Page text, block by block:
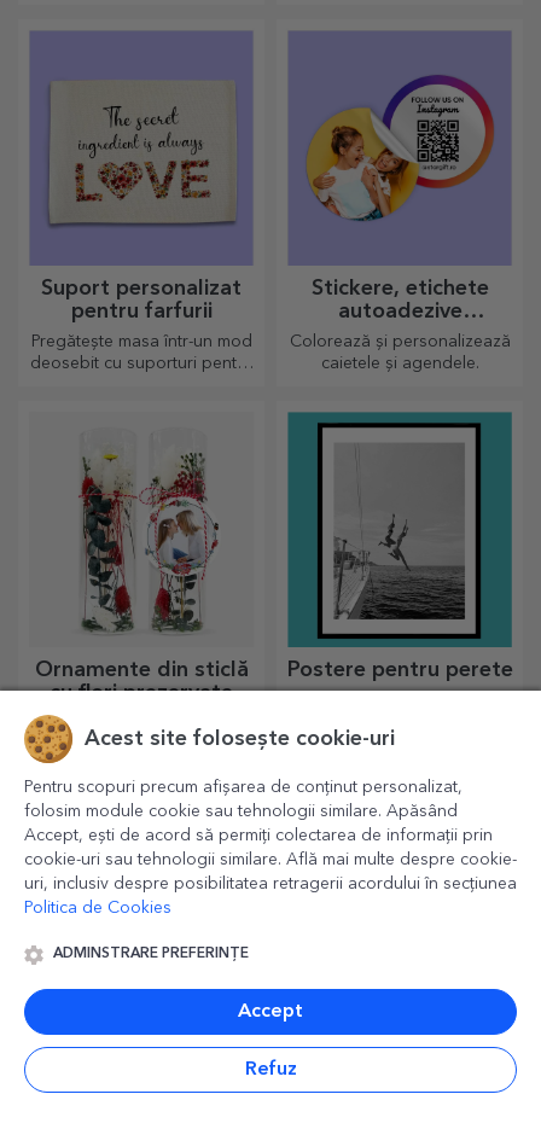
Suport personalizat
pentru farfurii
Pregătește masa într-un mod
deosebit cu suporturi pentru
Stickere, etichete
autoadezive
personalizate
Colorează și personalizează
caietele și agendele.
Ornamente din sticlă
cu flori prezervate
Flori speciale pentru
doamnele și domnișoarele
Postere pentru perete
de postere de perete,
a transforma orice spațiu.
Designuri moderne, culori
vibrante și calitate premium —
perfecte pentru a adăuga
personalitate casei, biroului
Ciocolată
Desfăcătoare și
personalizate
Acest site folosește cookie-uri
Pentru scopuri precum afișarea de conținut personalizat,
folosim module cookie sau tehnologii similare. Apăsând
Accept, ești de acord să permiți colectarea de informații prin
cookie-uri sau tehnologii similare. Află mai multe despre cookie-
uri, inclusiv despre posibilitatea retragerii acordului în secțiunea
Politica de Cookies
ADMINSTRARE PREFERINȚE
Accept
Refuz